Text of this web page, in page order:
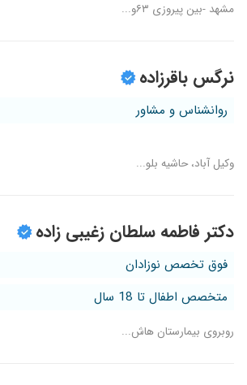
مشهد -بین پیروزی ۶۳و...
نرگس باقرزاده
روانشناس و مشاور
وکیل آباد، حاشیه بلو...
دکتر فاطمه سلطان زغیبی زاده
فوق تخصص نوزادان
متخصص اطفال تا 18 سال
روبروی بیمارستان هاش...